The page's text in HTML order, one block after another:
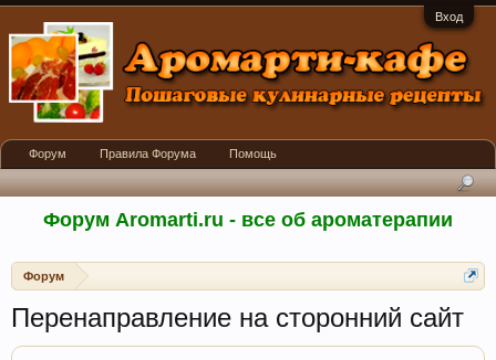
Вход
Форум Aromarti.ru - все об ароматерапии
Форум
Перенаправление на сторонний сайт
Форум Правила Форума Помощь